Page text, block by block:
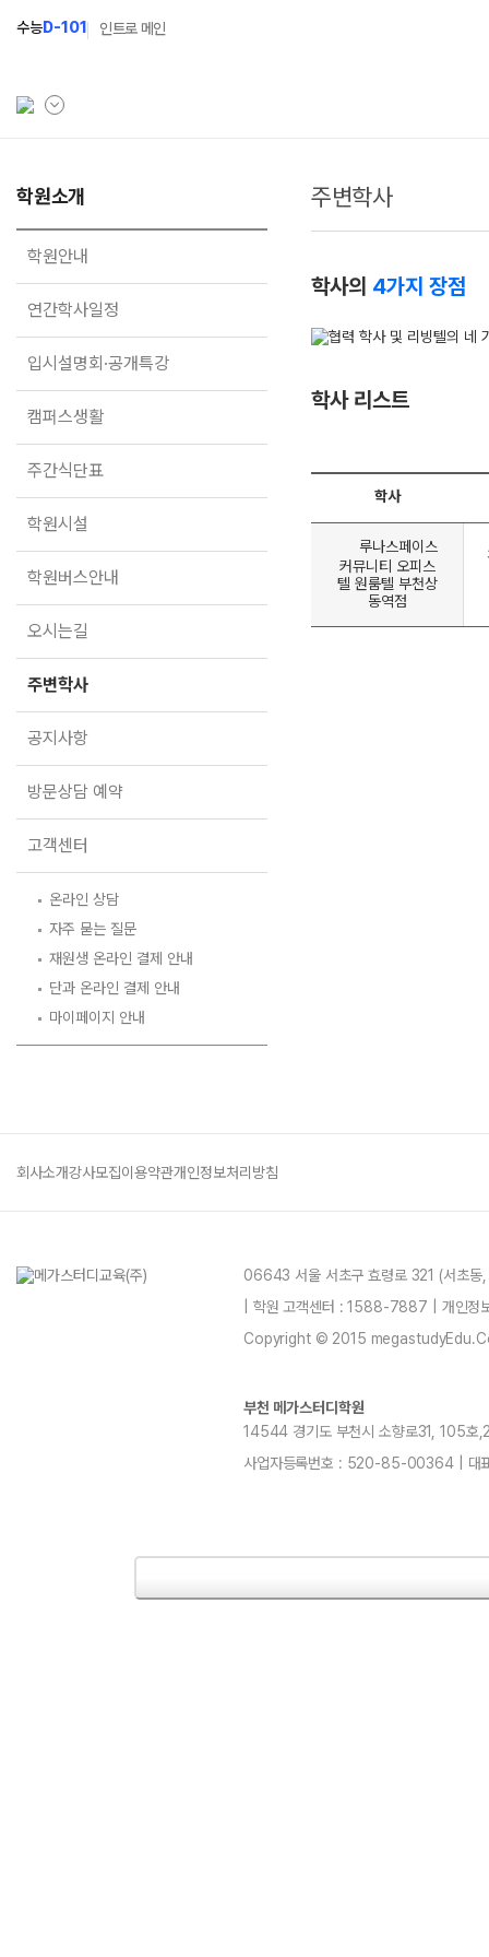
수능D-101 인트로 메인
학원소개
학원안내
연간학사일정
캠퍼스생활
주간식단표
학원시설
학원버스안내
오시는길
주변학사
공지사항
방문상담 예약
온라인 상담
자주 묻는 질문
재원생 온라인 결제 안내
단과 온라인 결제 안내
마이페이지 안내
N Class
2027 반수반
2027 파이널 정규반
N
2027 N수 정규반
학원소개
학원안내
연간학사일정
입시설명회·공개특강
캠퍼스생활
주간식단표
학원시설
학원버스안내
오시는길
주변학사
공지사항
방문상담 예약
고객센터
온라인 상담
자주 묻는 질문
재원생 온라인 결제 안내
단과 온라인 결제 안내
마이페이지 안내
주변학사
학사의 4가지 장점
학사 리스트
학사
루나스페이스
커뮤니티 오피스
텔 원룸텔 부천상
동역점
회사소개강사모집이용약관개인정보처리방침
06643 서울 서초구 효령로 321 (서초
| 학원 고객센터 : 1588-7887 | 개인
Copyright © 2015
부천 메가스터디학원
14544 경기도 부천시 소향로31, 105
사업자등록번호 : 520-85-00364 | 대